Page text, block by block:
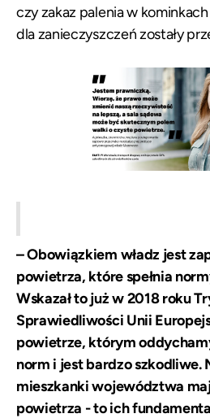
czy zakaz palenia w
dla zanieczyszczeń zostały
– Obowiązkiem władz jest
powietrza, które spełnia
Wskazał to już w 2018 roku
Sprawiedliwości Unii
powietrze, którym
norm i jest bardzo szkodliwe.
mieszkanki województwa
powietrza - to ich